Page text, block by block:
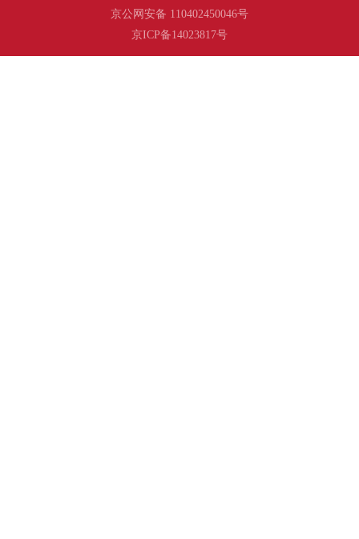
京公网安备 110402450046号
京ICP备14023817号